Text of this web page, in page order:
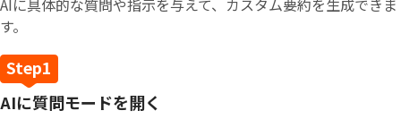
AIに具体的な質問や指示を与えて、カスタム要約を生成できま
す。
AIに質問モードを開く